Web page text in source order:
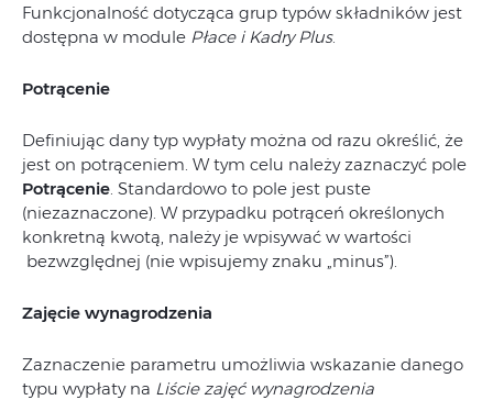
Funkcjonalność dotycząca grup typów składników jest
dostępna w module Płace i Kadry Plus.
Potrącenie
Definiując dany typ wypłaty można od razu określić, że
jest on potrąceniem. W tym celu należy zaznaczyć pole
Potrącenie. Standardowo to pole jest puste
(niezaznaczone). W przypadku potrąceń określonych
konkretną kwotą, należy je wpisywać w wartości
bezwzględnej (nie wpisujemy znaku „minus”).
Zajęcie wynagrodzenia
Zaznaczenie parametru umożliwia wskazanie danego
typu wypłaty na Liście zajęć wynagrodzenia